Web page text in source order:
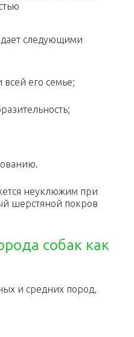
следующими
всей его семье;
неуклюжим при
шерстяной покров
собак как
и средних пород,